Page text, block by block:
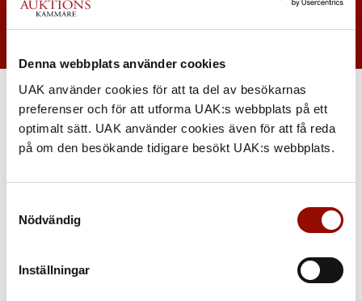
Denna webbplats använder cookies
UAK använder cookies för att ta del av besökarnas
preferenser och för att utforma UAK:s webbplats på ett
optimalt sätt. UAK använder cookies även för att få reda
på om den besökande tidigare besökt UAK:s webbplats.
Nödvändig
Inställningar